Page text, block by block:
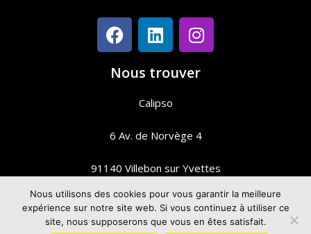
Nous trouver
Calipso
6 Av. de Norvège 4
91140 Villebon sur Yvettes
Mentions légales
Nous utilisons des cookies pour vous garantir la meilleure
expérience sur notre site web. Si vous continuez à utiliser ce
site, nous supposerons que vous en êtes satisfait.